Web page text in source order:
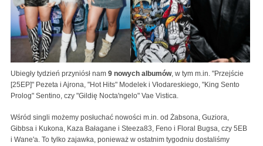
Ubiegły tydzień przyniósł nam 9 nowych albumów, w tym m.in. "Przejście
[25EP]" Pezeta i Ajrona, "Hot Hits" Modelek i Vłodareskiego, "King Sento
Prolog" Sentino, czy "Gildię Nocta'ngelo" Vae Vistica.
Wśród singli możemy posłuchać nowości m.in. od Żabsona, Guziora,
Gibbsa i Kukona, Kaza Bałagane i Steeza83, Feno i Floral Bugsa, czy 5EB
i Wane'a. To tylko zajawka, ponieważ w ostatnim tygodniu dostaliśmy